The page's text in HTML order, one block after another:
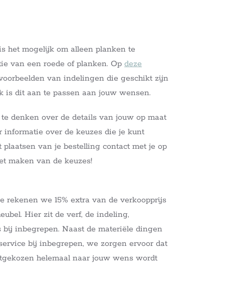
het mogelijk om alleen planken te
van een roede of planken. Opdeze
van indelingen die geschikt zijn
is dit aan te passen aan jouw wensen.
denken over de details van jouw op maat
informatie over de keuzes die je kunt
plaatsen van je bestelling contact met je op
maken van de keuzes!
rekenen we 15% extra van de verkoopprijs
Hier zit de verf, de indeling,
bij inbegrepen. Naast de materiële dingen
bij inbegrepen, we zorgen ervoor dat
helemaal naar jouw wens wordt